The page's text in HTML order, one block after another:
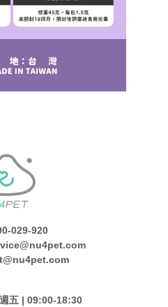
029-920
五 | 09:00-18:30